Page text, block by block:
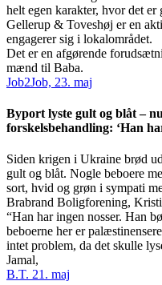
helt egen karakter, hvor det
Gellerup & Toveshøj er en
engagerer sig i lokalområdet.
Det er en afgørende
mænd til Baba.
Job2Job, 23. maj
Byport lyste gult og blåt –
forskelsbehandling: ‘Han
Siden krigen i Ukraine brød
gult og blåt. Nogle beboere
sort, hvid og grøn i sympati
Brabrand Boligforening,
“Han har ingen nosser. Han
beboerne her er
intet problem, da det skulle
Jamal,
B.T. 21. maj